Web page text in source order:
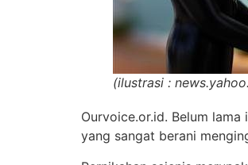
(ilustrasi :
Ourvoice.or.id. Belum
yang sangat berani